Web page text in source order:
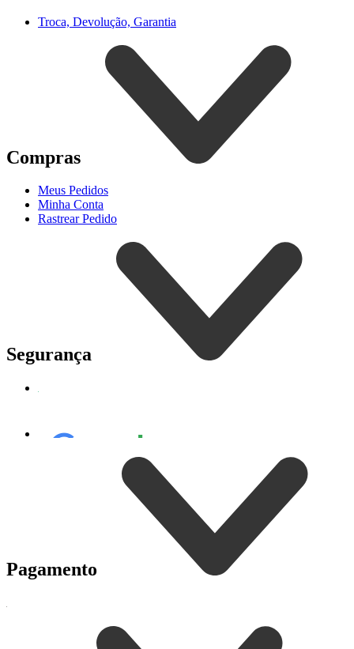
Troca, Devolução, Garantia
Compras
Meus Pedidos
Minha Conta
Rastrear Pedido
Segurança
Pagamento